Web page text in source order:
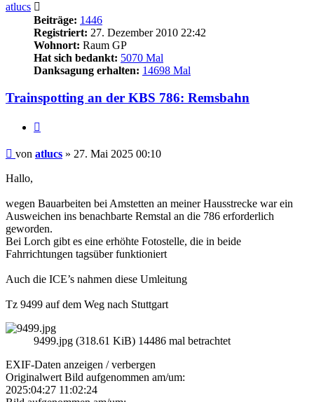
atlucs
Beiträge: 1446
Registriert: 27. Dezember 2010 22:42
Wohnort: Raum GP
Hat sich bedankt: 5070 Mal
Danksagung erhalten: 14698 Mal
Trainspotting an der KBS 786: Remsbahn
Beitrag
von atlucs » 27. Mai 2025 00:10
Hallo,
wegen Bauarbeiten bei Amstetten an meiner Hausstrecke war ein
Ausweichen ins benachbarte Remstal an die 786 erforderlich
geworden.
Bei Lorch gibt es eine erhöhte Fotostelle, die in beide
Fahrrichtungen tagsüber funktioniert
Auch die ICE’s nahmen diese Umleitung
Tz 9499 auf dem Weg nach Stuttgart
9499.jpg (318.61 KiB) 14486 mal betrachtet
EXIF-Daten anzeigen / verbergen
Originalwert Bild aufgenommen am/um:
2025:04:27 11:02:24